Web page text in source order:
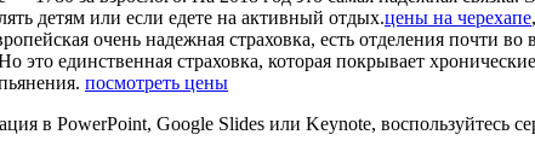
детям или если едете на активный отдых.цены на черехапе,
очень надежная страховка, есть отделения почти
это единственная страховка, которая покрывает
посмотреть цены
в PowerPoint, Google Slides или Keynote, воспользуйтесь